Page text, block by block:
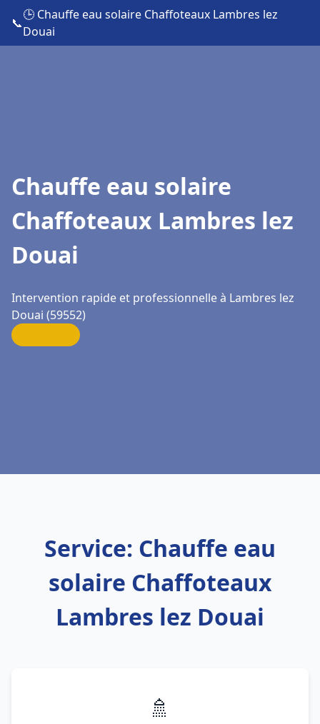
📞
🕒 Chauffe eau solaire Chaffoteaux Lambres lez
Douai
Chauffe eau solaire
Chaffoteaux Lambres lez
Douai
Intervention rapide et professionnelle à Lambres lez
Douai (59552)
Service: Chauffe eau
solaire Chaffoteaux
Lambres lez Douai
🚿